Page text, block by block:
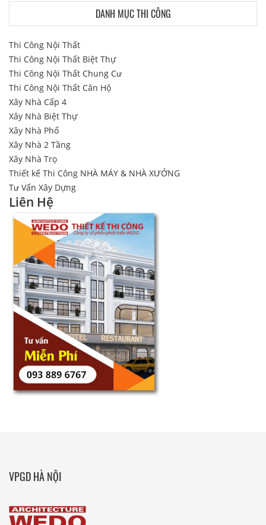
DANH MỤC THI CÔNG
Thi Công Nội Thất
Thi Công Nội Thất Biệt Thự
Thi Công Nội Thất Chung Cư
Thi Công Nội Thất Căn Hộ
Xây Nhà Cấp 4
Xây Nhà Biệt Thự
Xây Nhà Phố
Xây Nhà 2 Tầng
Xây Nhà Trọ
Thiết kế Thi Công NHÀ MÁY & NHÀ XƯỞNG
Tư Vấn Xây Dựng
Liên Hệ
VPGD HÀ NỘI